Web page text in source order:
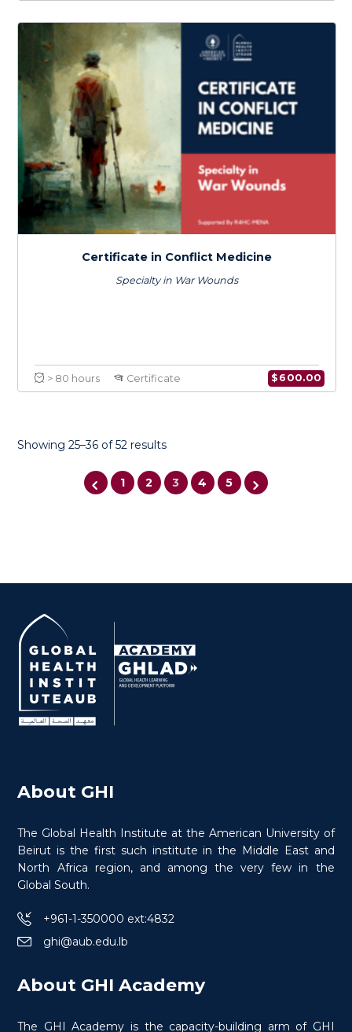
الأمن الإلكتروني والتحول الرقمي للمنظمات غير الحكومية
> 20 hours Course
> 80 hours Certificate
Specialty in War Wounds
Showing 25–36 of 52 results
1 2 3 4 5
About GHI
The Global Health Institute at the American University of
Beirut is the first such institute in the Middle East and
North Africa region, and among the very few in the
Global South.
+961-1-350000 ext:4832
ghi@aub.edu.lb
About GHI Academy
The GHI Academy is the capacity-building arm of GHI